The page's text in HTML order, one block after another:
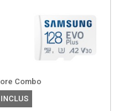
Combo